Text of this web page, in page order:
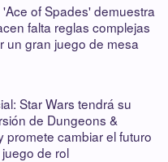
'Ace of Spades' demuestra
falta reglas complejas
un gran juego de mesa
Star Wars tendrá su
de Dungeons &
promete cambiar el futuro
de rol